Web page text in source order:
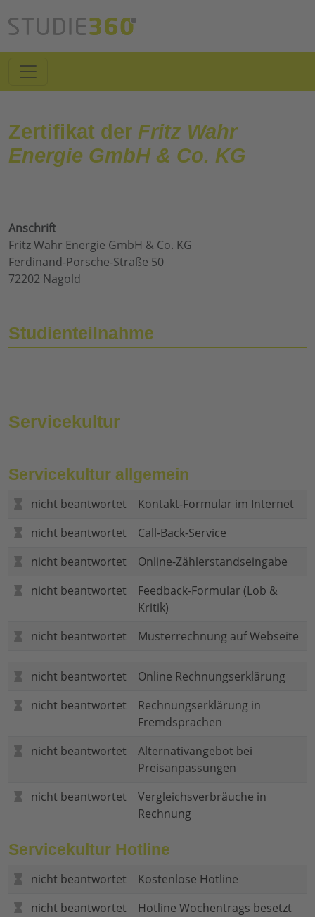
Zertifikat der Fritz Wahr
Energie GmbH & Co. KG
Anschrift
Fritz Wahr Energie GmbH & Co. KG
Ferdinand-Porsche-Straße 50
72202 Nagold
Studienteilnahme
Servicekultur
Servicekultur allgemein
nicht beantwortet
Kontakt-Formular im Internet
nicht beantwortet
Call-Back-Service
nicht beantwortet
Online-Zählerstandseingabe
nicht beantwortet
Feedback-Formular (Lob &
Kritik)
nicht beantwortet
Musterrechnung auf Webseite
nicht beantwortet
Online Rechnungserklärung
nicht beantwortet
Rechnungserklärung in
Fremdsprachen
nicht beantwortet
Alternativangebot bei
Preisanpassungen
nicht beantwortet
Vergleichsverbräuche in
Rechnung
Servicekultur Hotline
nicht beantwortet
Kostenlose Hotline
nicht beantwortet
Hotline Wochentrags besetzt